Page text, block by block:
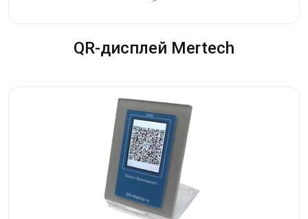
QR-дисплей Mertech